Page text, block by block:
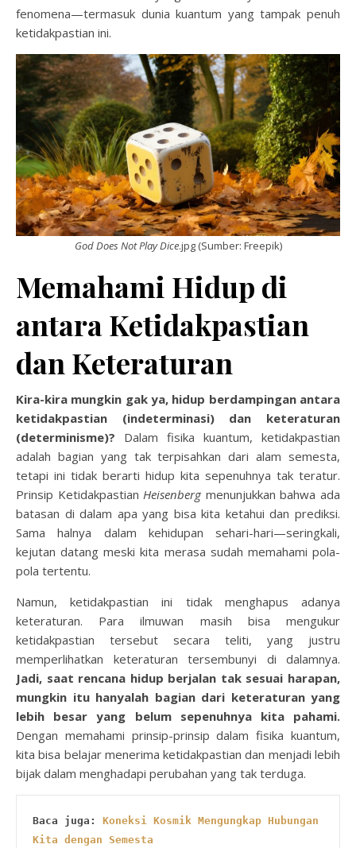
fenomena—termasuk dunia kuantum yang tampak penuh
ketidakpastian ini.
God Does Not Play Dice.jpg (Sumber: Freepik)
Memahami Hidup di
antara Ketidakpastian
dan Keteraturan
Kira-kira mungkin gak ya, hidup berdampingan antara
ketidakpastian (indeterminasi) dan keteraturan
(determinisme)? Dalam fisika kuantum, ketidakpastian
adalah bagian yang tak terpisahkan dari alam semesta,
tetapi ini tidak berarti hidup kita sepenuhnya tak teratur.
Prinsip KetidakpastianHeisenberg menunjukkan bahwa ada
batasan di dalam apa yang bisa kita ketahui dan prediksi.
Sama halnya dalam kehidupan sehari-hari—seringkali,
kejutan datang meski kita merasa sudah memahami pola-
pola tertentu.
Namun, ketidakpastian ini tidak menghapus adanya
keteraturan. Para ilmuwan masih bisa mengukur
ketidakpastian tersebut secara teliti, yang justru
memperlihatkan keteraturan tersembunyi di dalamnya.
Jadi, saat rencana hidup berjalan tak sesuai harapan,
mungkin itu hanyalah bagian dari keteraturan yang
lebih besar yang belum sepenuhnya kita pahami.
Dengan memahami prinsip-prinsip dalam fisika kuantum,
kita bisa belajar menerima ketidakpastian dan menjadi lebih
bijak dalam menghadapi perubahan yang tak terduga.
Baca juga: Koneksi Kosmik Mengungkap Hubungan
Kita dengan Semesta